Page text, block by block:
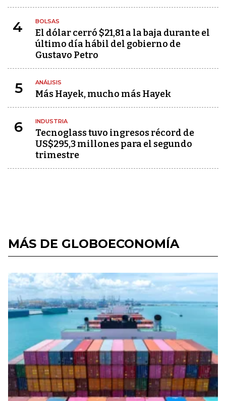
4 BOLSAS
El dólar cerró $21,81 a la baja durante el
último día hábil del gobierno de
Gustavo Petro
5 ANÁLISIS
Más Hayek, mucho más Hayek
6 INDUSTRIA
Tecnoglass tuvo ingresos récord de
US$295,3 millones para el segundo
trimestre
MÁS DE GLOBOECONOMÍA